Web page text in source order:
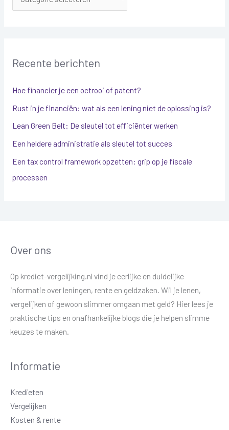
Recente berichten
Hoe financier je een octrooi of patent?
Rust in je financiën: wat als een lening niet de oplossing is?
Lean Green Belt: De sleutel tot efficiënter werken
Een heldere administratie als sleutel tot succes
Een tax control framework opzetten: grip op je fiscale
processen
Over ons
Op krediet-vergelijking.nl vind je eerlijke en duidelijke
informatie over leningen, rente en geldzaken. Wil je lenen,
vergelijken of gewoon slimmer omgaan met geld? Hier lees je
praktische tips en onafhankelijke blogs die je helpen slimme
keuzes te maken.
Informatie
Kredieten
Vergelijken
Kosten & rente